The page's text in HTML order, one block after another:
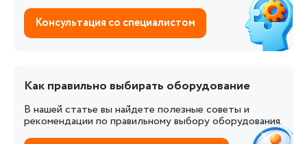
Консультация со специалистом
Как правильно выбирать оборудование
В нашей статье вы найдете полезные советы и
рекомендации по правильному выбору оборудования.